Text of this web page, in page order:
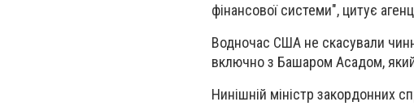
фінансової системи", цитує
Водночас США не скасували
включно з Башаром Асадом, який
Нинішній міністр закордонних